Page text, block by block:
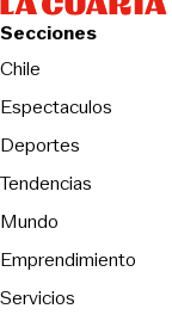
Secciones
Chile
Espectaculos
Deportes
Tendencias
Mundo
Emprendimiento
Servicios